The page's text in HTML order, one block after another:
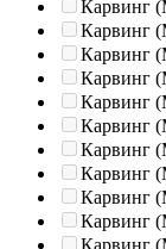
Карвинг
Карвинг
Карвинг
Карвинг
Карвинг
Карвинг
Карвинг
Карвинг
Карвинг
Карвинг